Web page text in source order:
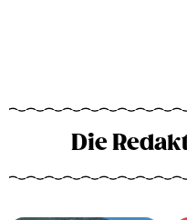
Die